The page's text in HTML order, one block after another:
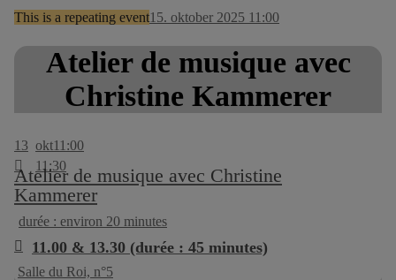
This is a repeating event15. oktober 2025 11:00
Atelier de musique avec
Christine Kammerer
13 okt11:00
11:30
Atelier de musique avec Christine
Kammerer
durée : environ 20 minutes
11.00 & 13.30 (durée : 45 minutes)
Salle du Roi, n°5